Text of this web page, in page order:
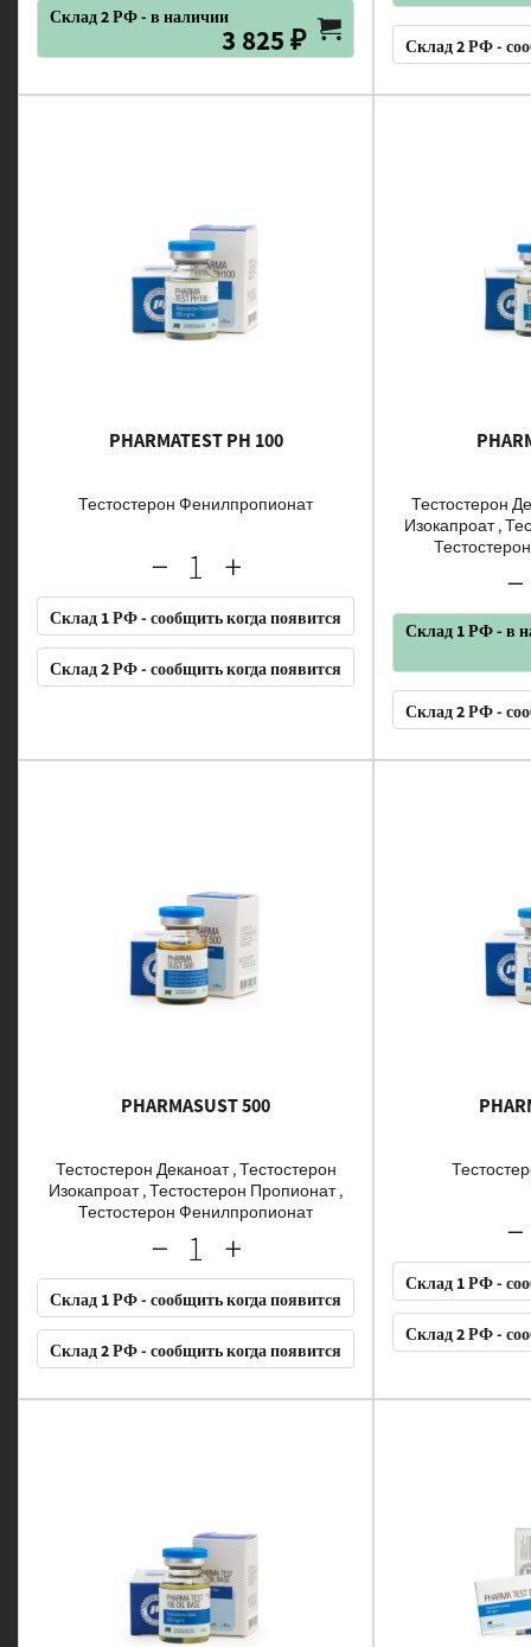
Склад 2 РФ - в наличии
3 825 ₽ Склад 2 РФ -
PHARMATEST PH 100
Тестостерон Фенилпропионат
Склад 1 РФ - сообщить когда появится
Склад 2 РФ - сообщить когда появится
Тестостерон
Изокапроат ,
Склад 1 РФ - в
Склад 2 РФ -
PHARMASUST 500
Тестостерон Деканоат , Тестостерон
Изокапроат , Тестостерон Пропионат ,
Тестостерон Фенилпропионат
Склад 1 РФ - сообщить когда появится
Склад 2 РФ - сообщить когда появится
Склад 1 РФ -
Склад 2 РФ -